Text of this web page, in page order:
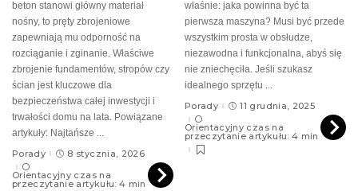
beton stanowi główny materiał
nośny, to pręty zbrojeniowe
zapewniają mu odporność na
rozciąganie i zginanie. Właściwe
zbrojenie fundamentów, stropów czy
ścian jest kluczowe dla
bezpieczeństwa całej inwestycji i
trwałości domu na lata. Powiązane
artykuły: Najtańsze ...
Porady
8 stycznia, 2026
Orientacyjny czas na
przeczytanie artykułu: 4 min
właśnie: jaka powinna być ta
pierwsza maszyna? Musi być przede
wszystkim prosta w obsłudze,
niezawodna i funkcjonalna, abyś się
nie zniechęciła. Jeśli szukasz
idealnego sprzętu ...
Porady
11 grudnia, 2025
Orientacyjny czas na
przeczytanie artykułu: 4 min